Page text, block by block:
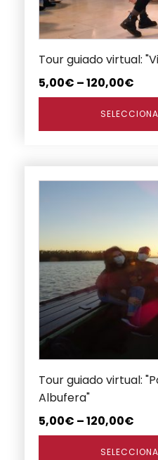
Tour guiado virtual:
5,00€ –120,00€
pueden
elegir
en
la
página
de
Tour guiado virtual:
Albufera"
5,00€ –120,00€
múltiples
variantes.
Las
opciones
se
pueden
elegir
en
la
página
de
producto